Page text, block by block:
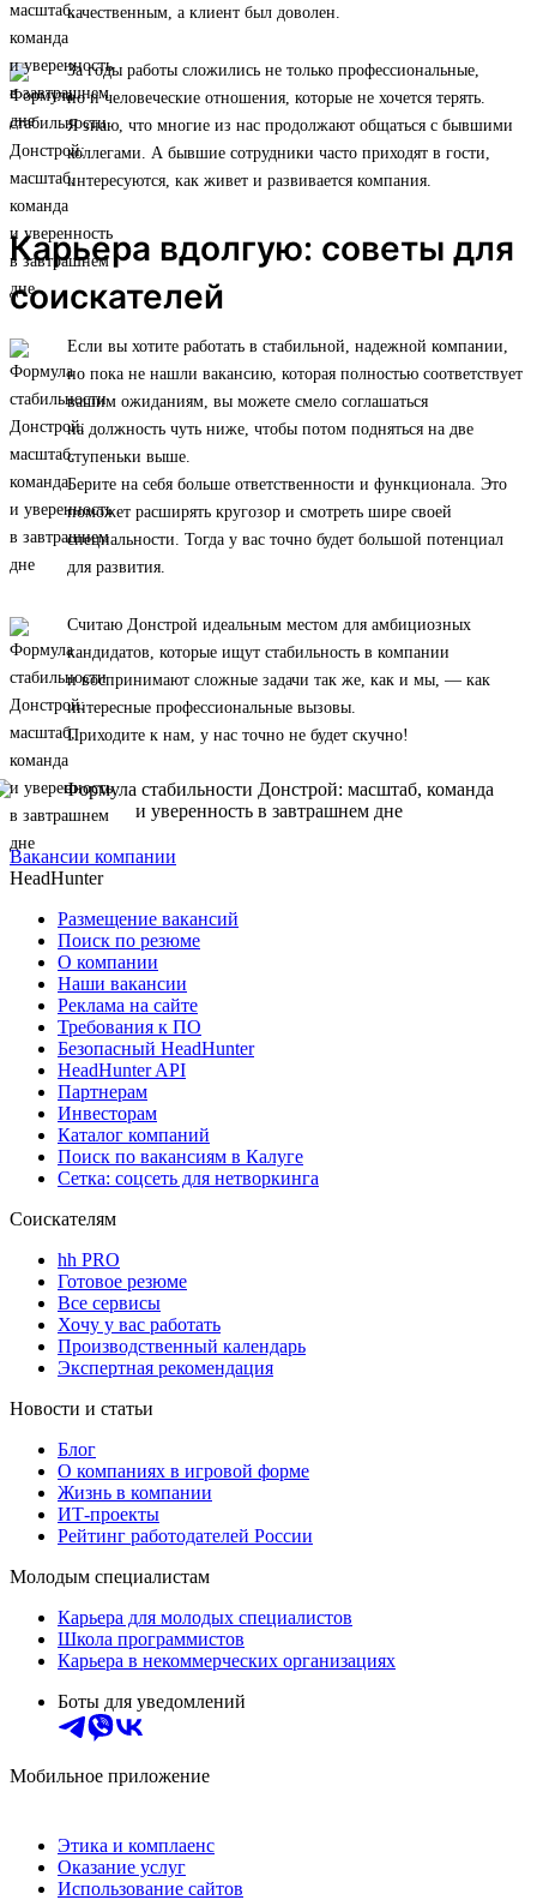
качественным, а клиент был доволен.
За годы работы сложились не только профессиональные,
но и человеческие отношения, которые не хочется терять.
Я знаю, что многие из нас продолжают общаться с бывшими
коллегами. А бывшие сотрудники часто приходят в гости,
интересуются, как живет и развивается компания.
Карьера вдолгую: советы для
соискателей
Если вы хотите работать в стабильной, надежной компании,
но пока не нашли вакансию, которая полностью соответствует
вашим ожиданиям, вы можете смело соглашаться
на должность чуть ниже, чтобы потом подняться на две
ступеньки выше.
Берите на себя больше ответственности и функционала. Это
поможет расширять кругозор и смотреть шире своей
специальности. Тогда у вас точно будет большой потенциал
для развития.
Считаю Донстрой идеальным местом для амбициозных
кандидатов, которые ищут стабильность в компании
и воспринимают сложные задачи так же, как и мы, — как
интересные профессиональные вызовы.
Приходите к нам, у нас точно не будет скучно!
Вакансии компании
HeadHunter
Размещение вакансий
Поиск по резюме
О компании
Наши вакансии
Реклама на сайте
Требования к ПО
Безопасный HeadHunter
HeadHunter API
Партнерам
Инвесторам
Каталог компаний
Поиск по вакансиям в Калуге
Сетка: соцсеть для нетворкинга
Соискателям
hh PRO
Готовое резюме
Все сервисы
Хочу у вас работать
Производственный календарь
Экспертная рекомендация
Новости и статьи
Блог
О компаниях в игровой форме
Жизнь в компании
ИТ-проекты
Рейтинг работодателей России
Молодым специалистам
Карьера для молодых специалистов
Школа программистов
Карьера в некоммерческих организациях
Боты для уведомлений
Мобильное приложение
Этика и комплаенс
Оказание услуг
Использование сайтов